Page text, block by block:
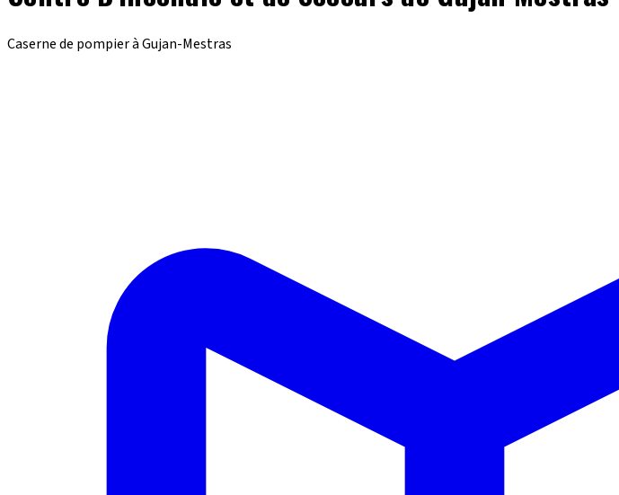
Caserne de pompier à Gujan-Mestras